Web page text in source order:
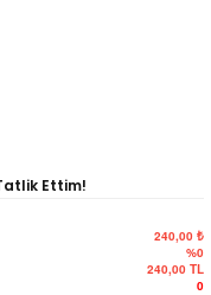
Ettim!
240,00 ₺
%0
240,00 TL
0